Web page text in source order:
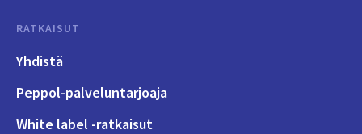
RATKAISUT
Yhdistä
Peppol-palveluntarjoaja
White label -ratkaisut